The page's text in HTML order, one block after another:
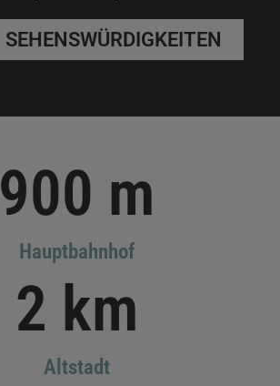
SEHENSWÜRDIGKEITEN
Hauptbahnhof
900 m
Altstadt
2 km